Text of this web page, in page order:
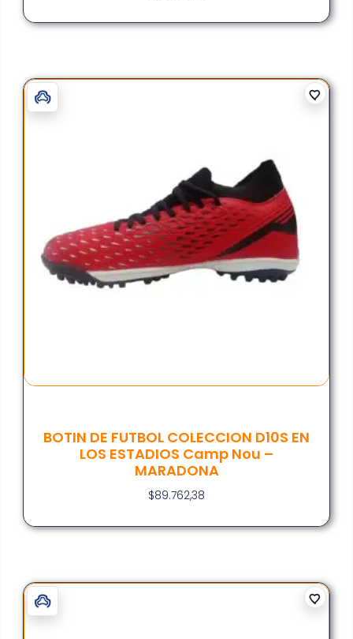
BOTIN DE FUTBOL COLECCION D10S EN
LOS ESTADIOS Camp Nou –
MARADONA
$89.762,38